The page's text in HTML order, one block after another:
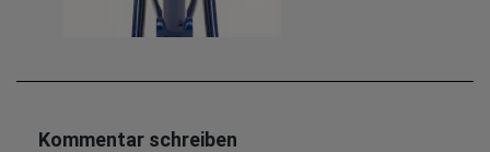
Kommentar schreiben